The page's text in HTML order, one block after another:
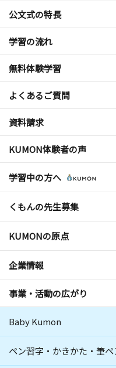
公文式の特長
学習の流れ
無料体験学習
よくあるご質問
資料請求
KUMON体験者の声
学習中の方へ
くもんの先生募集
KUMONの原点
企業情報
事業・活動の広がり
Baby Kumon
ペン習字・かきかた・筆